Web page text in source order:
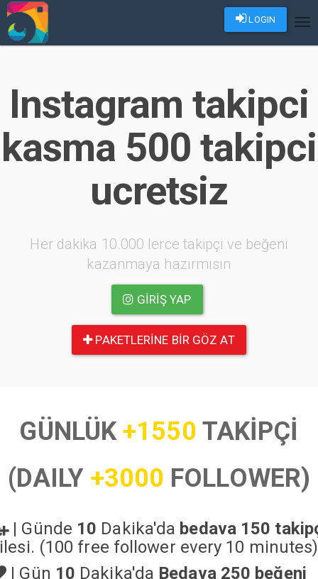
LOGIN
Instagram takipci
kasma 500 takipci
ucretsiz
Her dakika 10.000 lerce takipçi ve beğeni
kazanmaya hazırmısın
GIRIŞ YAP
PAKETLERINE BIR GÖZ AT
GÜNLÜK+1550 TAKİPÇİ
(DAILY +3000 FOLLOWER)
| Günde 10 Dakika'da bedava 150
(100 free follower every 10 minutes)
| Gün 10 Dakika'da Bedava 250 beğeni